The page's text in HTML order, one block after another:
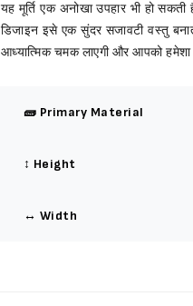
यह मूर्ति एक अनोखा उपहार भी हो
डिजाइन इसे एक सुंदर सजावटी वस्तु
आध्यात्मिक चमक लाएगी और आपको हमेशा
🧱 Primary Material
↕️ Height
↔️ Width